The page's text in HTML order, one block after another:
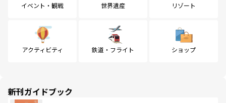
イベント・観戦 世界遺産 リゾート
アクティビティ 鉄道・フライト ショップ
新刊ガイドブック